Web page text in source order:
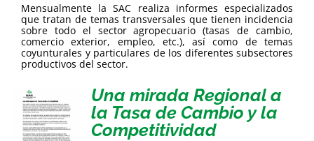
Mensualmente la SAC realiza informes especializados
que tratan de temas transversales que tienen incidencia
sobre todo el sector agropecuario (tasas de cambio,
comercio exterior, empleo, etc.), así como de temas
coyunturales y particulares de los diferentes subsectores
productivos del sector.
Una mirada Regional a
la Tasa de Cambio y la
Competitividad